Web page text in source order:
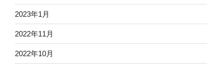
2023年1月
2022年11月
2022年10月